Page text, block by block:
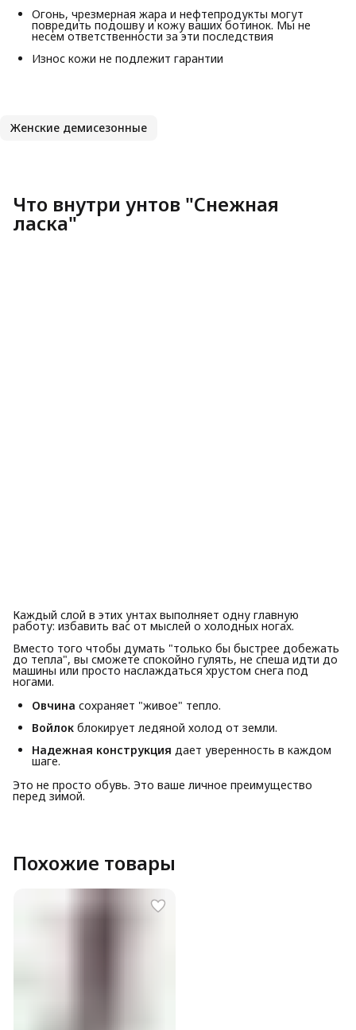
Огонь, чрезмерная жара и нефтепродукты могут
повредить подошву и кожу ваших ботинок. Мы не
несем ответственности за эти последствия
Износ кожи не подлежит гарантии
Женские демисезонные
Что внутри унтов "Снежная
ласка"
Каждый слой в этих унтах выполняет одну главную
работу: избавить вас от мыслей о холодных ногах.
Вместо того чтобы думать "только бы быстрее добежать
до тепла", вы сможете спокойно гулять, не спеша идти до
машины или просто наслаждаться хрустом снега под
ногами.
Овчина сохраняет "живое" тепло.
Войлок блокирует ледяной холод от земли.
Надежная конструкция дает уверенность в каждом
шаге.
Это не просто обувь. Это ваше личное преимущество
перед зимой.
Похожие товары